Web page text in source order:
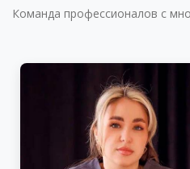
Команда профессионалов с